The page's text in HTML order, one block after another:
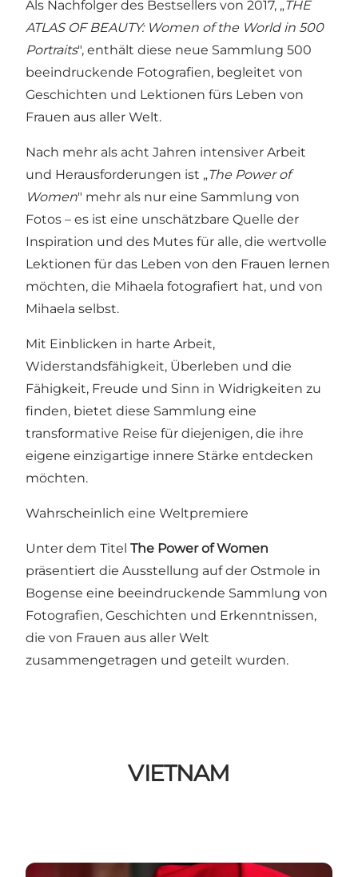
Als Nachfolger des Bestsellers von 2017, „THE
ATLAS OF BEAUTY: Women of the World in 500
Portraits", enthält diese neue Sammlung 500
beeindruckende Fotografien, begleitet von
Geschichten und Lektionen fürs Leben von
Frauen aus aller Welt.
Nach mehr als acht Jahren intensiver Arbeit
und Herausforderungen ist „The Power of
Women" mehr als nur eine Sammlung von
Fotos – es ist eine unschätzbare Quelle der
Inspiration und des Mutes für alle, die wertvolle
Lektionen für das Leben von den Frauen lernen
möchten, die Mihaela fotografiert hat, und von
Mihaela selbst.
Mit Einblicken in harte Arbeit,
Widerstandsfähigkeit, Überleben und die
Fähigkeit, Freude und Sinn in Widrigkeiten zu
finden, bietet diese Sammlung eine
transformative Reise für diejenigen, die ihre
eigene einzigartige innere Stärke entdecken
möchten.
Wahrscheinlich eine Weltpremiere
Unter dem Titel The Power of Women
präsentiert die Ausstellung auf der Ostmole in
Bogense eine beeindruckende Sammlung von
Fotografien, Geschichten und Erkenntnissen,
die von Frauen aus aller Welt
zusammengetragen und geteilt wurden.
VIETNAM